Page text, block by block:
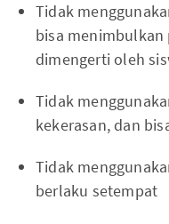
Tidak
bisa
dimengerti oleh
Tidak
kekerasan, dan
Tidak
berlaku setempat